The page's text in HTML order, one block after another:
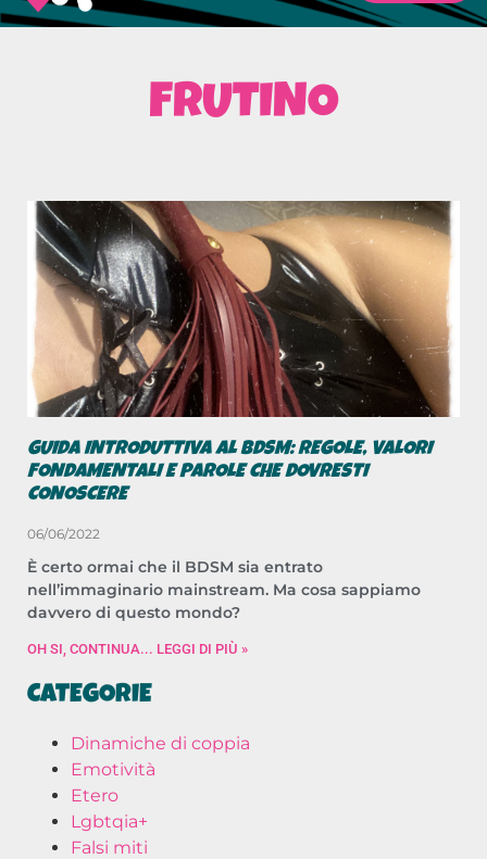
FRUTINO
GUIDA INTRODUTTIVA AL BDSM: REGOLE, VALORI
FONDAMENTALI E PAROLE CHE DOVRESTI
CONOSCERE
06/06/2022
È certo ormai che il BDSM sia entrato
nell’immaginario mainstream. Ma cosa sappiamo
davvero di questo mondo?
OH SI, CONTINUA... LEGGI DI PIÙ »
CATEGORIE
Dinamiche di coppia
Emotività
Etero
Lgbtqia+
Falsi miti